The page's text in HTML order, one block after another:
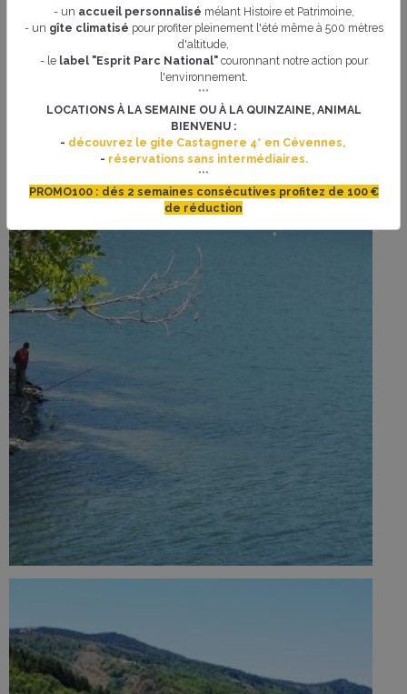
- un accueil personnalisé mélant Histoire et Patrimoine,
- un gîte climatisé pour profiter pleinement l'été même à 500 mètres
d'altitude,
- le label "Esprit Parc National"couronnant notre action pour
l'environnement.
***
LOCATIONS À LA SEMAINE OU À LA QUINZAINE, ANIMAL
BIENVENU :
- découvrez le gite Castagnere 4* en Cévennes,
- réservations sans intermédiaires.
***
PROMO100 : dés 2 semaines consécutives profitez de 100 €
de réduction